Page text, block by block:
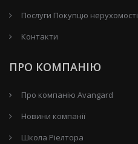
Послуги Покупцю нерухомості
Контакти
ПРО КОМПАНІЮ
Про компанію Avangard
Новини компанії
Школа Ріелтора